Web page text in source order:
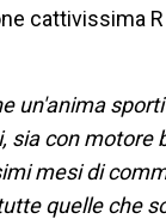
cattivissima
un'anima
con motore
mesi di
quelle che